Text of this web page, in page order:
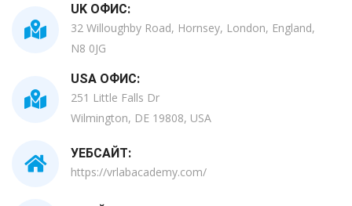
UK ОФИС:
32 Willoughby Road, Hornsey, London, England,
N8 0JG
USA ОФИС:
251 Little Falls Dr
Wilmington, DE 19808, USA
УЕБСАЙТ:
https://vrlabacademy.com/